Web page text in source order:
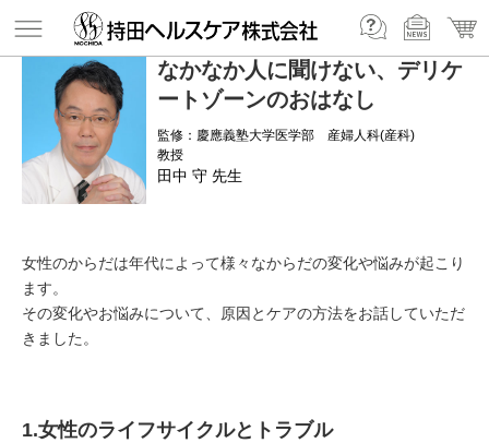
なかなか人に聞けない、デリケ
ートゾーンのおはなし
監修：慶應義塾大学医学部 産婦人科(産科)
教授
田中 守 先生
女性のからだは年代によって様々なからだの変化や悩みが起こり
ます。
その変化やお悩みについて、原因とケアの方法をお話していただ
きました。
1.女性のライフサイクルとトラブル